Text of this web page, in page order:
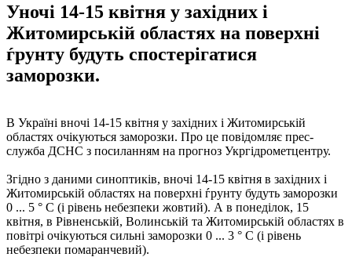
Уночі 14-15 квітня у західних і
Житомирській областях на поверхні
ѓрунту будуть спостерігатися
заморозки.
В Україні вночі 14-15 квітня у західних і Житомирській
областях очікуються заморозки. Про це повідомляє прес-
служба ДСНС з посиланням на прогноз Укргідрометцентру.
Згідно з даними синоптиків, вночі 14-15 квітня в західних і
Житомирській областях на поверхні ѓрунту будуть заморозки
0 ... 5 ° С (і рівень небезпеки жовтий). А в понеділок, 15
квітня, в Рівненській, Волинській та Житомирській областях в
повітрі очікуються сильні заморозки 0 ... 3 ° С (і рівень
небезпеки помаранчевий).